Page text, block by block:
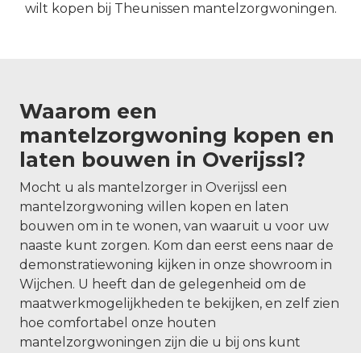
wilt kopen bij Theunissen mantelzorgwoningen.
Waarom een
mantelzorgwoning kopen en
laten bouwen in Overijssl?
Mocht u als mantelzorger in Overijssl een
mantelzorgwoning willen kopen en laten
bouwen om in te wonen, van waaruit u voor uw
naaste kunt zorgen. Kom dan eerst eens naar de
demonstratiewoning kijken in onze showroom in
Wijchen. U heeft dan de gelegenheid om de
maatwerkmogelijkheden te bekijken, en zelf zien
hoe comfortabel onze houten
mantelzorgwoningen zijn die u bij ons kunt